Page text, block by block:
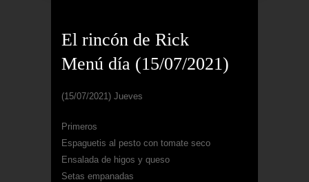
El rincón de Rick
Menú día (15/07/2021)
(15/07/2021) Jueves
Primeros
Espaguetis al pesto con tomate seco
Ensalada de higos y queso
Setas empanadas